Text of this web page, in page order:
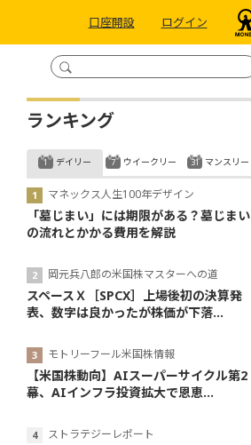
口座開設 ログイン
ランキング
デイリー
マネックス人生100年デザイン
「墓じまい」には期限がある？墓じまい
の流れとかかる費用を解説
岡元兵八郎の米国株マスターへの道
スペースＸ［SPCX］上場後初の決算発
表、数字は良かったが株価が下落...
モトリーフール米国株情報
【米国株動向】AIスーパーサイクル第2
幕、AIインフラ投資拡大で恩恵...
ストラテジーレポート
ウイークリー マンスリー